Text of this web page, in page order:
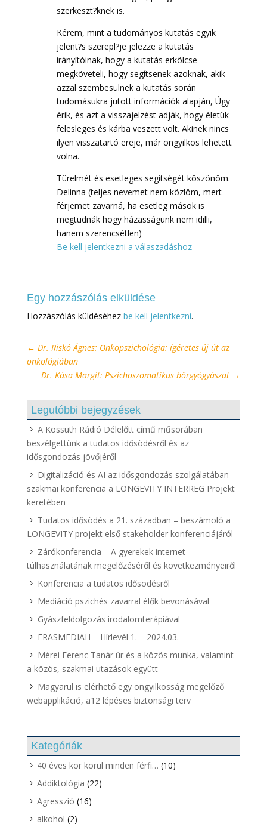
szerkeszt?knek is.
Kérem, mint a tudományos kutatás egyik
jelent?s szerepl?je jelezze a kutatás
irányítóinak, hogy a kutatás erkölcse
megköveteli, hogy segítsenek azoknak, akik
azzal szembesülnek a kutatás során
tudomásukra jutott információk alapján, Úgy
érik, és azt a visszajelzést adják, hogy életük
felesleges és kárba veszett volt. Akinek nincs
ilyen visszatartó ereje, már öngyilkos lehetett
volna.
Türelmét és esetleges segítségét köszönöm.
Delinna (teljes nevemet nem közlöm, mert
férjemet zavarná, ha esetleg mások is
megtudnák hogy házasságunk nem idilli,
hanem szerencsétlen)
Be kell jelentkezni a válaszadáshoz
Egy hozzászólás elküldése
Hozzászólás küldéséhez be kell jelentkezni.
← Dr. Riskó Ágnes: Onkopszichológia: ígéretes új út az
onkológiában
Dr. Kása Margit: Pszichoszomatikus bőrgyógyászat →
Legutóbbi bejegyzések
A Kossuth Rádió Délelőtt című műsorában
beszélgettünk a tudatos idősödésről és az
idősgondozás jövőjéről
Digitalizáció és AI az idősgondozás szolgálatában –
szakmai konferencia a LONGEVITY INTERREG Projekt
keretében
Tudatos idősödés a 21. században – beszámoló a
LONGEVITY projekt első stakeholder konferenciájáról
Zárókonferencia – A gyerekek internet
túlhasználatának megelőzéséről és következményeiről
Konferencia a tudatos idősödésről
Mediáció pszichés zavarral élők bevonásával
Gyászfeldolgozás irodalomterápiával
ERASMEDIAH – Hírlevél 1. – 2024.03.
Mérei Ferenc Tanár úr és a közös munka, valamint
a közös, szakmai utazások együtt
Magyarul is elérhető egy öngyilkosság megelőző
webapplikáció, a12 lépéses biztonsági terv
Kategóriák
40 éves kor körül minden férfi… (10)
Addiktológia (22)
Agresszió (16)
alkohol (2)